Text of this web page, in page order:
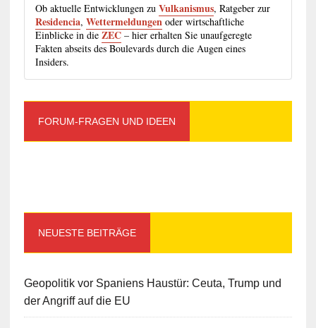
Ob aktuelle Entwicklungen zu Vulkanismus, Ratgeber zur
Residencia, Wettermeldungenoder wirtschaftliche
Einblicke in die ZEC– hier erhalten Sie unaufgeregte
Fakten abseits des Boulevards durch die Augen eines
Insiders.
FORUM-FRAGEN UND IDEEN
NEUESTE BEITRÄGE
Geopolitik vor Spaniens Haustür: Ceuta, Trump und
der Angriff auf die EU